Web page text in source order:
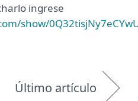
ingrese
show/
Último artículo